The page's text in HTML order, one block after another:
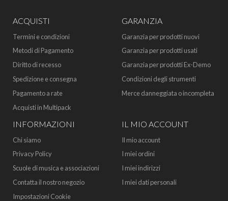
ACQUISTI
Termini e condizioni
Metodi di Pagamento
Diritto di recesso
Spedizione e consegna
Pagamento a rate
Acquisti in Multipack
GARANZIA
Garanzia per prodotti nuovi
Garanzia per prodotti usati
Garanzia per prodotti Ex-Demo
Condizioni degli strumenti
Merce danneggiata o incompleta
INFORMAZIONI
Chi siamo
Privacy Policy
Scuole di musica e associazioni
Contatta il nostro negozio
Impostazioni Cookie
IL MIO ACCOUNT
Il mio account
I miei ordini
I miei indirizzi
I miei dati personali